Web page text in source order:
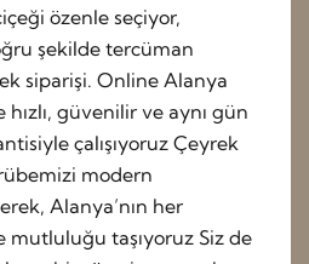
özenle seçiyor,
şekilde tercüman
siparişi. Online Alanya
güvenilir ve aynı gün
çalışıyoruz Çeyrek
modern
Alanya’nın her
mutluluğu taşıyoruz Siz de